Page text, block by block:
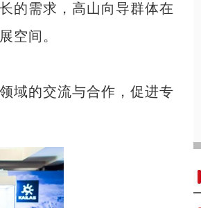
的需求，高山向导群体在
空间。
域的交流与合作，促进专
阿瓦提：趣味旱地龙舟迎端午